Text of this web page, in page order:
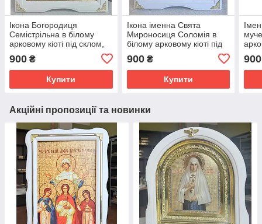
Ікона Богородиця
Семістрільна в білому
арковому кіоті під склом,
розмір кіота 28*25, сюжет
15*18
900 ₴
Купити
Ікона іменна Свята
Мироносиця Соломія в
білому арковому кіоті під
склом, розмір кіота 28*25,
сюжет 15*18
900₴
Купити
900
Акційні пропозиції та новинки